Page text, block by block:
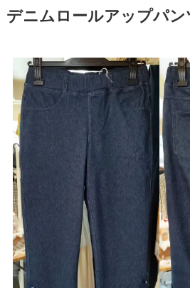
デニムロールアップパ